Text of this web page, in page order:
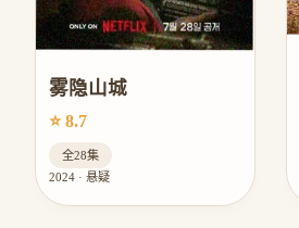
雾隐山城
⭐ 8.7
全28集
2024 · 悬疑